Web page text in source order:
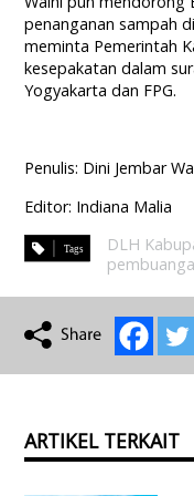
penanganan sampah
meminta Pemerintah
kesepakatan dalam
Yogyakarta dan FPG.
Penulis: Dini Jembar
Editor: Indiana Malia
DLH
ARTIKEL TERKAIT